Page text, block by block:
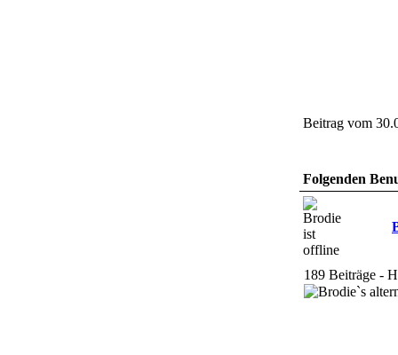
Beitrag vom
Folgenden
189 Beiträge -